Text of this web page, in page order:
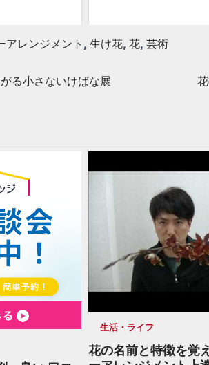
アレンジメント , 生け花, 花, 芸術
る小さないけばな展
生活・ライフ
花の名前と特徴を覚